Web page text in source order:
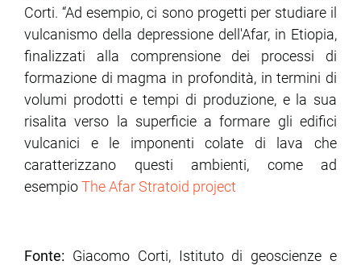
Corti. “Ad esempio, ci sono progetti per studiare il
vulcanismo della depressione dell'Afar, in Etiopia,
finalizzati alla comprensione dei processi di
formazione di magma in profondità, in termini di
volumi prodotti e tempi di produzione, e la sua
risalita verso la superficie a formare gli edifici
vulcanici e le imponenti colate di lava che
caratterizzano questi ambienti, come ad
esempioThe Afar Stratoid project
Fonte: Giacomo Corti, Istituto di geoscienze e